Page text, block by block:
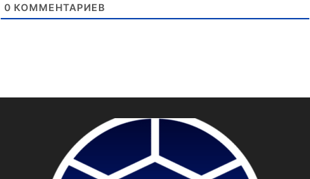
0 КОММЕНТАРИЕВ